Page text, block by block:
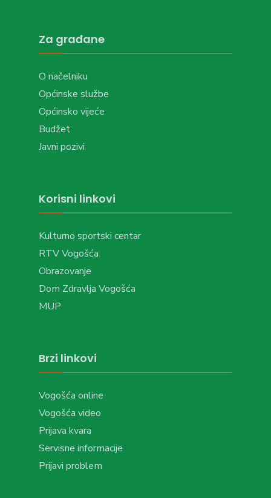
Za građane
O načelniku
Općinske službe
Općinsko vijeće
Budžet
Javni pozivi
Korisni linkovi
Kulturno sportski centar
RTV Vogošća
Obrazovanje
Dom Zdravlja Vogošća
MUP
Brzi linkovi
Vogošća online
Vogošća video
Prijava kvara
Servisne informacije
Prijavi problem